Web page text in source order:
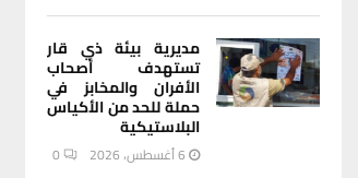
مديرية بيئة ذي قار
تستهدف أصحاب
الأفران والمخابز في
حملة للحد من الأكياس
البلاستيكية
6 أغسطس، 2026 0